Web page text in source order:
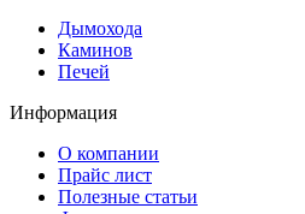
Дымохода
Каминов
Печей
Информация
О компании
Прайс лист
Полезные статьи